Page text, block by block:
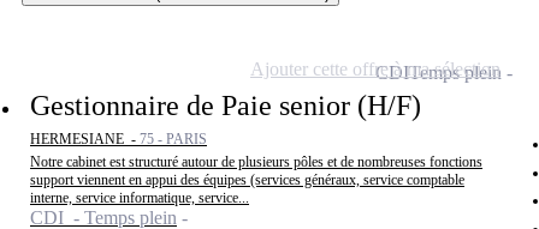
Gestionnaire de Paie senior (H/F)
HERMESIANE - 75 - PARIS
Notre cabinet est structuré autour de plusieurs pôles et de nombreuses fonctions
support viennent en appui des équipes (services généraux, service comptable
interne, service informatique, service...
CDI - Temps plein
CDITemps plein
Ajouter cette offre à ma sélection